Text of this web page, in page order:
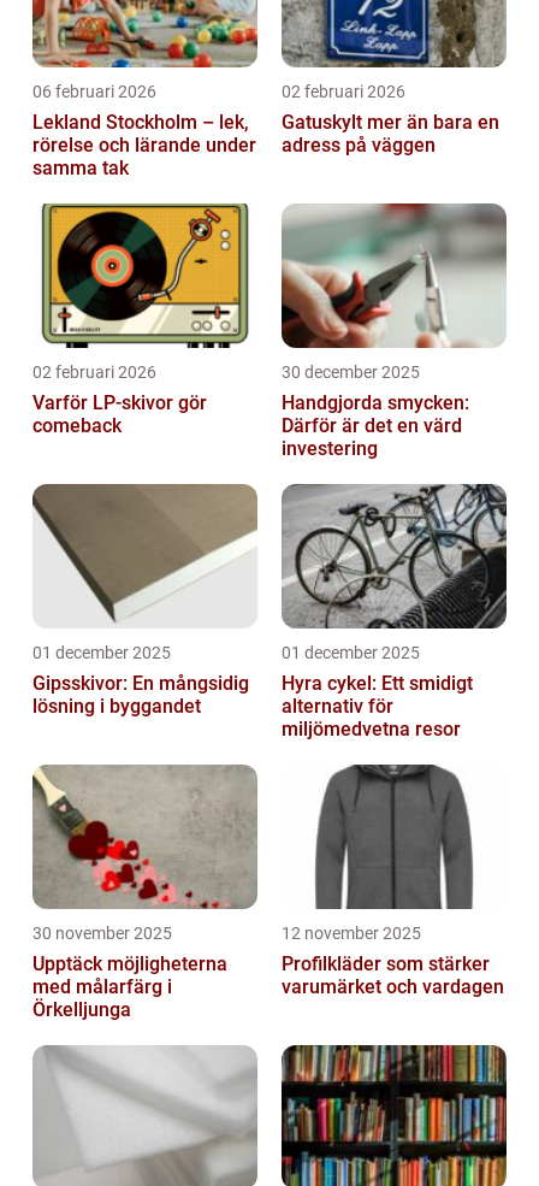
06 februari 2026
Lekland Stockholm – lek,
rörelse och lärande under
samma tak
02 februari 2026
Gatuskylt mer än bara en
adress på väggen
02 februari 2026
Varför LP-skivor gör
comeback
30 december 2025
Handgjorda smycken:
Därför är det en värd
investering
01 december 2025
Gipsskivor: En mångsidig
lösning i byggandet
01 december 2025
Hyra cykel: Ett smidigt
alternativ för
miljömedvetna resor
30 november 2025
Upptäck möjligheterna
med målarfärg i
Örkelljunga
12 november 2025
Profilkläder som stärker
varumärket och vardagen